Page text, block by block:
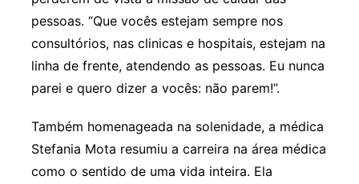
pessoas. “Que vocês estejam sempre nos
consultórios, nas clinicas e hospitais, estejam na
linha de frente, atendendo as pessoas. Eu nunca
parei e quero dizer a vocês: não parem!”.
Também homenageada na solenidade, a médica
Stefania Mota resumiu a carreira na área médica
como o sentido de uma vida inteira. Ela